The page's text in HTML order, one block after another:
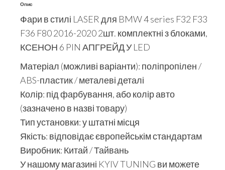
Опис
Фари в стилі LASER для BMW 4 series F32 F33
F36 F80 2016-2020 2шт. комплектні з блоками,
КСЕНОН 6 PIN АПГРЕЙД У LED
Матеріал (можливі варіанти): поліпропілен /
ABS-пластик / металеві деталі
Колір: під фарбування, або колір авто
(зазначено в назві товару)
Тип установки: у штатні місця
Якість: відповідає європейськім стандартам
Виробник: Китай / Тайвань
У нашому магазині KYIV TUNING ви можете